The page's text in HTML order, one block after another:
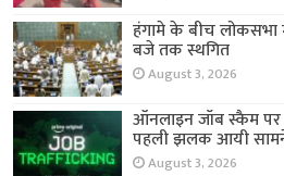
हंगामे के बीच लोकसभा
बजे तक स्थगित
August 3, 2026
ऑनलाइन जॉब स्कैम पर
पहली झलक आयी
August 3, 2026